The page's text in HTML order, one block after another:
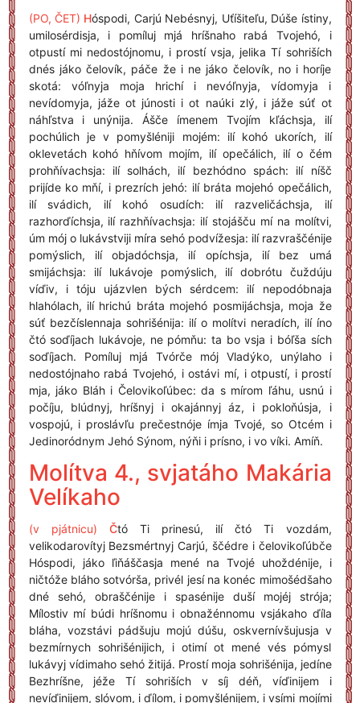
(PO, ČET) Hóspodi, Carjú Nebésnyj, Uťíšiteľu, Dúše ístiny,
umilosérdisja, i pomíluj mjá hríšnaho rabá Tvojehó, i
otpustí mi nedostójnomu, i prostí vsja, jelika Tí sohriších
dnés jáko čelovík, páče že i ne jáko čelovík, no i horíje
skotá: vóľnyja moja hrichí i nevóľnyja, vídomyja i
nevídomyja, jáže ot júnosti i ot naúki zlý, i jáže súť ot
náhľstva i unýnija. Ášče ímenem Tvojím kľáchsja, ilí
pochúlich je v pomyšléniji mojém: ilí kohó ukorích, ilí
oklevetách kohó hňívom mojím, ilí opečálich, ilí o čém
prohňívachsja: ilí solhách, ilí bezhódno spách: ilí níšč
prijíde ko mňí, i prezrích jehó: ilí bráta mojehó opečálich,
ilí svádich, ilí kohó osudích: ilí razveličáchsja, ilí
razhorďíchsja, ilí razhňívachsja: ilí stojášču mí na molítvi,
úm mój o lukávstviji míra sehó podvížesja: ilí razvraščénije
pomýslich, ilí objadóchsja, ilí opíchsja, ilí bez umá
smijáchsja: ilí lukávoje pomýslich, ilí dobrótu čuždúju
víďiv, i tóju ujázvlen bých sérdcem: ilí nepodóbnaja
hlahólach, ilí hrichú bráta mojehó posmijáchsja, moja že
súť bezčíslennaja sohrišénija: ilí o molítvi neradích, ilí íno
čtó soďíjach lukávoje, ne pómňu: ta bo vsja i bóľša sích
soďíjach. Pomíluj mjá Tvórče mój Vladýko, unýlaho i
nedostójnaho rabá Tvojehó, i ostávi mí, i otpustí, i prostí
mja, jáko Bláh i Čelovikoľúbec: da s mírom ľáhu, usnú i
počíju, blúdnyj, hríšnyj i okajánnyj áz, i pokloňúsja, i
vospojú, i proslávľu prečestnóje ímja Tvojé, so Otcém i
Jedinoródnym Jehó Sýnom, nýňi i prísno, i vo víki. Amíň.
Molítva 4., svjatáho Makária
Velíkaho
(v pjátnicu) Čtó Ti prinesú, ilí čtó Ti vozdám,
velikodarovítyj Bezsmértnyj Carjú, ščédre i čelovikoľúbče
Hóspodi, jáko ľiňáščasja mené na Tvojé uhoždénije, i
ničtóže bláho sotvórša, privél jesí na konéc mimošédšaho
dné sehó, obraščénije i spasénije duší mojéj strója;
Mílostiv mí búdi hríšnomu i obnažénnomu vsjákaho ďíla
bláha, vozstávi pádšuju mojú dúšu, oskvernívšujusja v
bezmírnych sohrišénijich, i otimí ot mené vés pómysl
lukávyj vídimaho sehó žitijá. Prostí moja sohrišénija, jedíne
Bezhríšne, jéže Tí sohriších v síj déň, víďinijem i
nevíďinijem, slóvom, i ďílom, i pomyšlénijem, i vsími mojími